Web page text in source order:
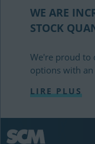
WE ARE
STOCK
We're proud to
options with
LIRE PLUS